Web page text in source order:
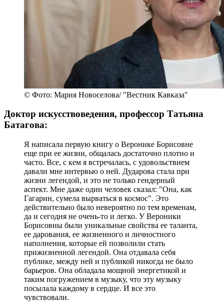
© Фото: Мария Новоселова/ "Вестник Кавказа"
Доктор искусствоведения, профессор Татьяна
Батагова:
Я написала первую книгу о Веронике Борисовне
еще при ее жизни, общалась достаточно плотно и
часто. Все, с кем я встречалась, с удовольствием
давали мне интервью о ней. Дударова стала при
жизни легендой, и это не только гендерный
аспект. Мне даже один человек сказал: "Она, как
Гагарин, сумела вырваться в космос". Это
действительно было невероятно по тем временам,
да и сегодня не очень-то и легко. У Вероники
Борисовны были уникальные свойства ее таланта,
ее дарования, ее жизненного и личностного
наполнения, которые ей позволили стать
прижизненной легендой. Она отдавала себя
публике, между ней и публикой никогда не было
барьеров. Она обладала мощной энергетикой и
таким погружением в музыку, что эту музыку
посылала каждому в сердце. И все это
чувствовали.